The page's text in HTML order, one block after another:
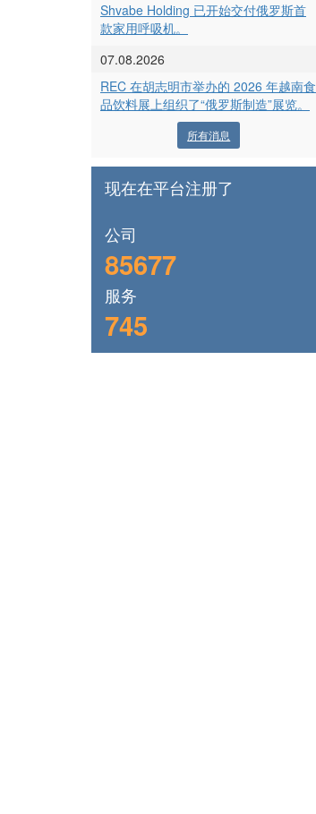
Shvabe Holding 已开始交付俄罗斯首
款家用呼吸机。
07.08.2026
REC 在胡志明市举办的 2026 年越南食
品饮料展上组织了“俄罗斯制造”展览。
所有消息
现在在平台注册了
公司
85677
服务
745